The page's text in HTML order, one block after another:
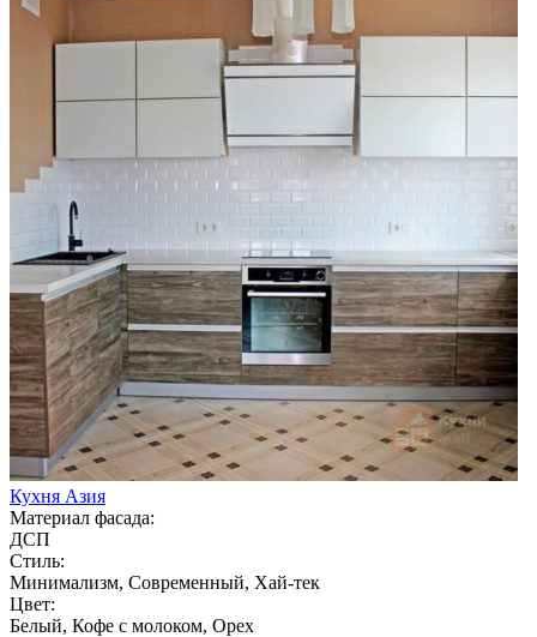
Кухня Азия
Материал фасада:
ДСП
Стиль:
Минимализм, Современный, Хай-тек
Цвет:
Белый, Кофе с молоком, Орех